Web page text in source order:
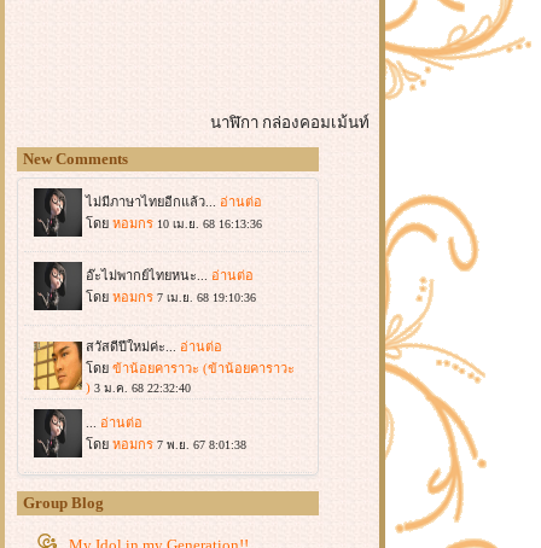
นาฬิกา กล่องคอมเม้นท์
New Comments
Group Blog